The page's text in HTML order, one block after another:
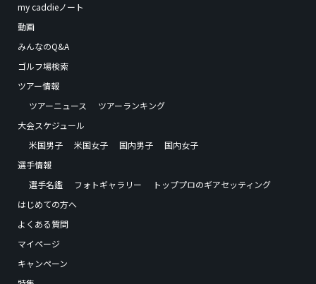
my caddieノート
動画
みんなのQ&A
ゴルフ場検索
ツアー情報
ツアーニュース
ツアーランキング
大会スケジュール
米国男子
米国女子 国内男子
国内女子
選手情報
選手名鑑
フォトギャラリー
トッププロのギアセッティング
はじめての方へ
よくある質問
マイページ
キャンペーン